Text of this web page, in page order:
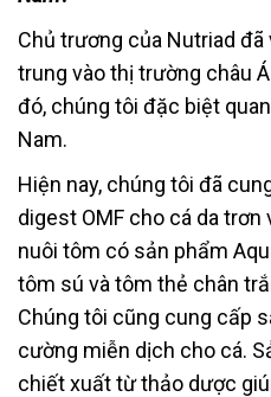
Chủ trương của Nutriad
trung vào thị trường châu
đó, chúng tôi đặc biệt
Nam.
Hiện nay, chúng tôi đã
digest OMF cho cá da trơn
nuôi tôm có sản phẩm
tôm sú và tôm thẻ chân
Chúng tôi cũng cung cấp
cường miễn dịch cho cá.
chiết xuất từ thảo dược